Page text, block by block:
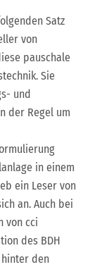
Satz
von
pauschale
Sie
und
der Regel um
in einem
ein Leser von
an. Auch bei
von cci
des BDH
den